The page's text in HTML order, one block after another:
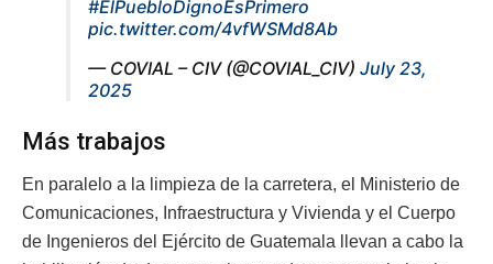
#ElPuebloDignoEsPrimero
pic.twitter.com/4vfWSMd8Ab
— COVIAL – CIV (@COVIAL_CIV) July 23,
2025
Más trabajos
En paralelo a la limpieza de la carretera, el Ministerio de
Comunicaciones, Infraestructura y Vivienda y el Cuerpo
de Ingenieros del Ejército de Guatemala llevan a cabo la